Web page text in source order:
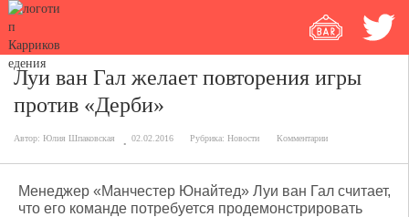
Луи ван Гал желает повторения игры
против «Дерби»
Автор: Юлия Шпаковская 02.02.2016 Рубрика: Новости Комментарии
Менеджер «Манчестер Юнайтед» Луи ван Гал считает,
что его команде потребуется продемонстрировать